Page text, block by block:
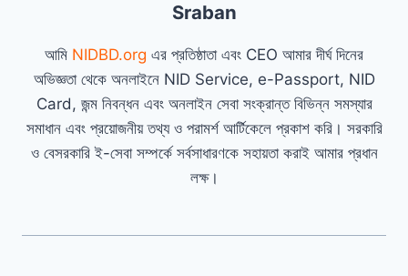
Sraban
আমি NIDBD.org এর প্রতিষ্ঠাতা এবং CEO আমার দীর্ঘ দিনের
অভিজ্ঞতা থেকে অনলাইনে NID Service, e-Passport, NID
Card, জন্ম নিবন্ধন এবং অনলাইন সেবা সংক্রান্ত বিভিন্ন সমস্যার
সমাধান এবং প্রয়োজনীয় তথ্য ও পরামর্শ আর্টিকেলে প্রকাশ করি। সরকারি
ও বেসরকারি ই-সেবা সম্পর্কে সর্বসাধারণকে সহায়তা করাই আমার প্রধান
লক্ষ।